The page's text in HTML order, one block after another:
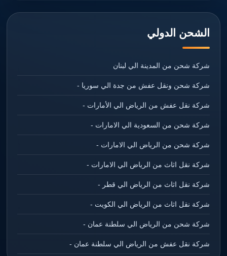
الشحن الدولي
شركة شحن من المدينة الي لبنان
شركة شحن ونقل عفش من جدة الي سوريا -
شركة نقل عفش من الرياض الي الأمارات -
شركة شحن من السعودية الي الامارات -
شركة شحن من الرياض الي الامارات -
شركة نقل اثاث من الرياض الي الامارات -
شركة نقل اثاث من الرياض الي قطر -
شركة نقل اثاث من الرياض الي الكويت -
شركة شحن من الرياض الي سلطنة عمان -
شركة نقل عفش من الرياض الي سلطنة عمان -